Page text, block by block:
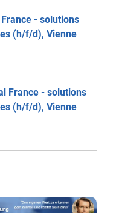
- solutions
(h/f/d), Vienne
France - solutions
(h/f/d), Vienne